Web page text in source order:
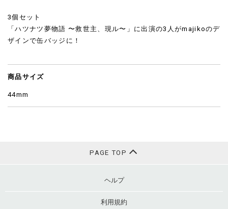
3個セット
「ハツナツ夢物語 〜救世主、現ル〜」に出演の3人がmajikoのデ
ザインで缶バッジに！
商品サイズ
44mm
PAGE TOP
ヘルプ
利用規約